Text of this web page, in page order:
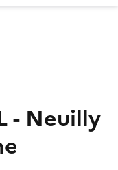
- Neuilly